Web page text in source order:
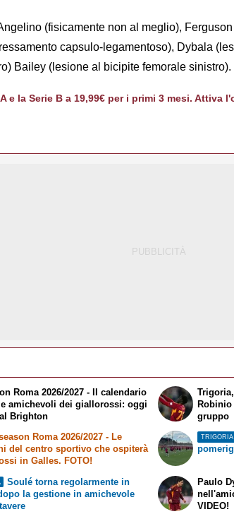
(fisicamente non al meglio),
capsulo-legamentoso), Dybala
Bailey (lesione al bicipite femorale sinistro).
e la Serie B a 19,99€ per i primi 3 mesi. Attiva
Roma 2026/2027 - Il calendario
amichevoli dei giallorossi: oggi
Brighton
Roma 2026/2027 - Le
del centro sportivo che ospiterà
in Galles. FOTO!
Robinio
gruppo
TRIGORIA
Soulé torna regolarmente in
la gestione in amichevole
Paulo
VIDEO!